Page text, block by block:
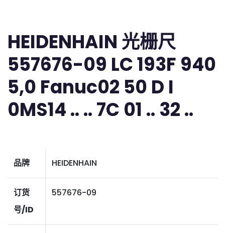
HEIDENHAIN 光栅尺
557676-09 LC 193F 940
5,0 Fanuc02 50 D I
0MS14 .. .. 7C 01 .. 32 ..
品牌 HEIDENHAIN
订货
号/ID
557676-09